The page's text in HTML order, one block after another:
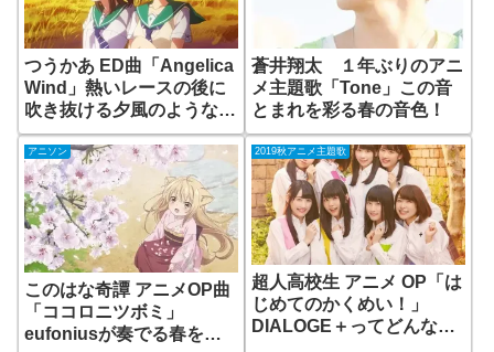
つうかあ ED曲「Angelica
Wind」熱いレースの後に
吹き抜ける夕風のような
曲！
蒼井翔太 １年ぶりのアニ
メ主題歌「Tone」この音
とまれを彩る春の音色！
アニソン
このはな奇譚 アニメOP曲
「ココロニツボミ」
eufoniusが奏でる春を感
2019秋アニメ主題歌
超人高校生 アニメ OP「は
じめてのかくめい！」
DIALOGE＋ってどんなユ